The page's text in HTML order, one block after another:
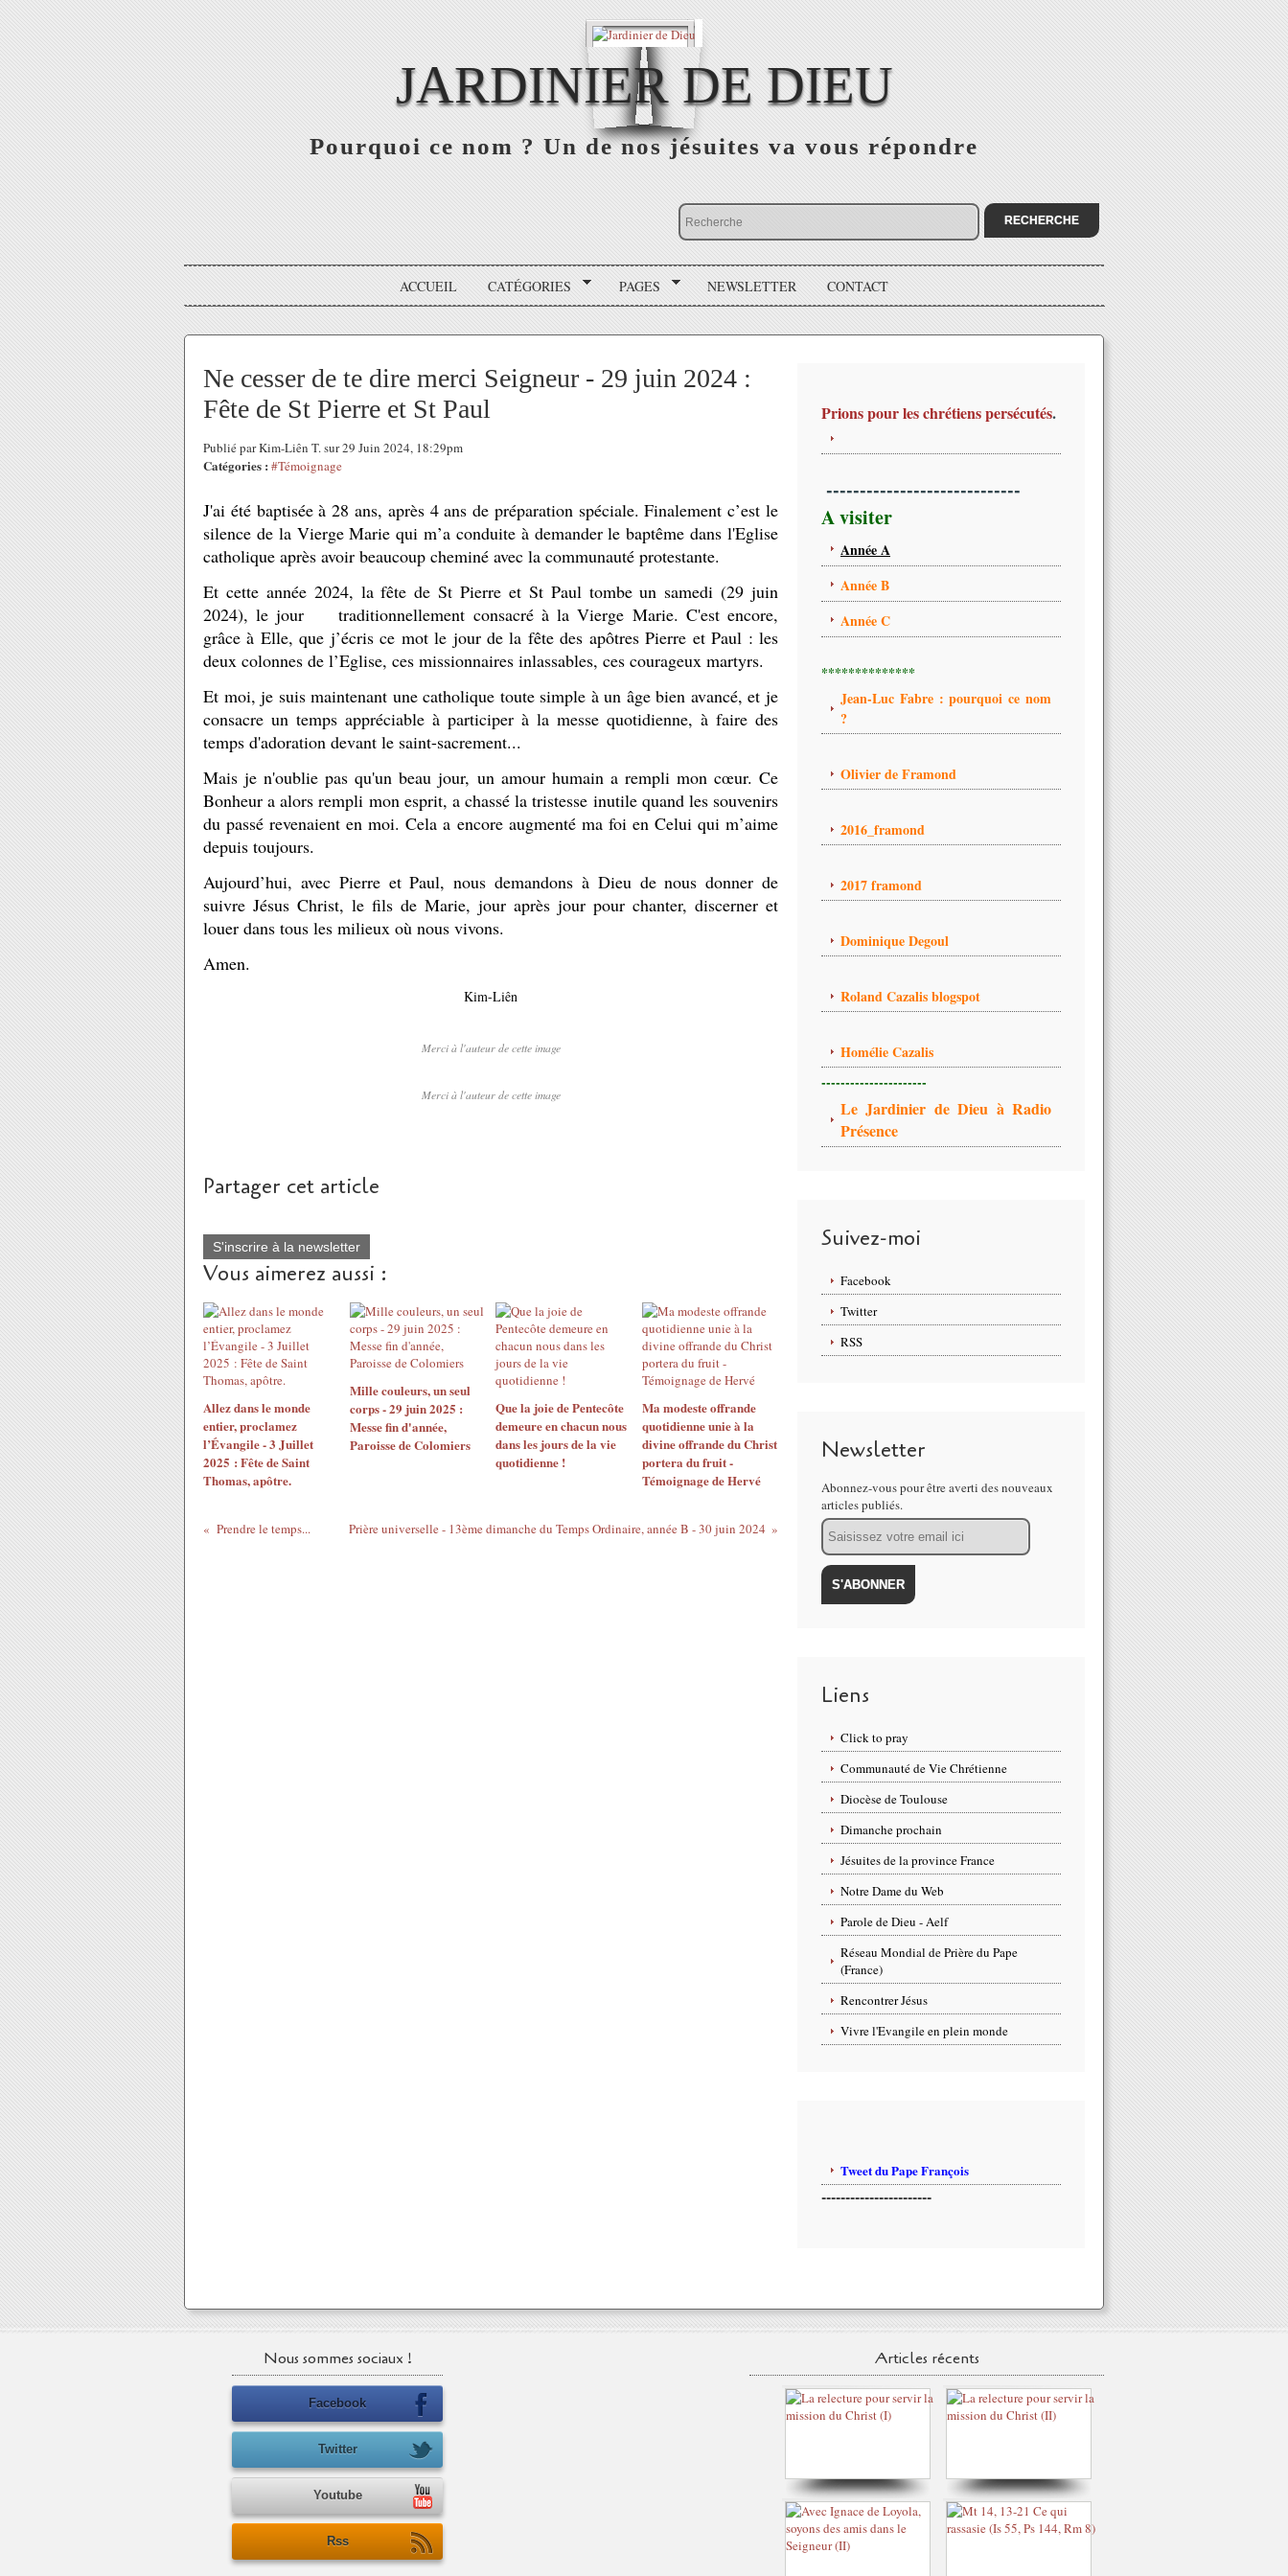
JARDINIER DE DIEU
Pourquoi ce nom ? Un de nos jésuites va vous répondre
ACCUEIL CATÉGORIES PAGES NEWSLETTER CONTACT
Ne cesser de te dire merci Seigneur - 29 juin 2024 :
Fête de St Pierre et St Paul
Publié par Kim-Liên T. sur 29 Juin 2024, 18:29pm
Catégories : #Témoignage
J'ai été baptisée à 28 ans, après 4 ans de préparation spéciale. Finalement c’est le
silence de la Vierge Marie qui m’a conduite à demander le baptême dans l'Eglise
catholique après avoir beaucoup cheminé avec la communauté protestante.
Et cette année 2024, la fête de St Pierre et St Paul tombe un samedi (29 juin
2024), le jour traditionnellement consacré à la Vierge Marie. C'est encore,
grâce à Elle, que j’écris ce mot le jour de la fête des apôtres Pierre et Paul : les
deux colonnes de l’Eglise, ces missionnaires inlassables, ces courageux martyrs.
Et moi, je suis maintenant une catholique toute simple à un âge bien avancé, et je
consacre un temps appréciable à participer à la messe quotidienne, à faire des
temps d'adoration devant le saint-sacrement...
Mais je n'oublie pas qu'un beau jour, un amour humain a rempli mon cœur. Ce
Bonheur a alors rempli mon esprit, a chassé la tristesse inutile quand les souvenirs
du passé revenaient en moi. Cela a encore augmenté ma foi en Celui qui m’aime
depuis toujours.
Aujourd’hui, avec Pierre et Paul, nous demandons à Dieu de nous donner de
suivre Jésus Christ, le fils de Marie, jour après jour pour chanter, discerner et
louer dans tous les milieux où nous vivons.
Amen.
Kim-Liên
Merci à l'auteur de cette image
Merci à l'auteur de cette image
Partager cet article
S'inscrire à la newsletter
Vous aimerez aussi :
Allez dans le monde
entier, proclamez
l’Évangile - 3 Juillet
2025 : Fête de Saint
Thomas, apôtre.
Mille couleurs, un seul
corps - 29 juin 2025 :
Messe fin d'année,
Paroisse de Colomiers
Que la joie de Pentecôte
demeure en chacun nous
dans les jours de la vie
quotidienne !
Ma modeste offrande
quotidienne unie à la
divine offrande du Christ
portera du fruit -
Témoignage de Hervé
Prendre le temps... Prière universelle - 13ème dimanche du Temps Ordinaire, année B - 30 juin 2024
Prions pour les chrétiens persécutés.
-----------------------------
A visiter
Année A
Année B
Année C
**************
Jean-Luc Fabre : pourquoi ce nom
?
Olivier de Framond
2016_framond
2017 framond
Dominique Degoul
Roland Cazalis blogspot
Homélie Cazalis
----------------------
Le Jardinier de Dieu à Radio
Présence
Suivez-moi
Facebook
Twitter
RSS
Newsletter
Abonnez-vous pour être averti des nouveaux
articles publiés.
Email
Liens
Click to pray
Communauté de Vie Chrétienne
Diocèse de Toulouse
Dimanche prochain
Jésuites de la province France
Notre Dame du Web
Parole de Dieu - Aelf
Réseau Mondial de Prière du Pape
(France)
Rencontrer Jésus
Vivre l'Evangile en plein monde
Tweet du Pape François
-----------------------
Nous sommes sociaux !
Facebook
Twitter
Youtube
Rss
Articles récents